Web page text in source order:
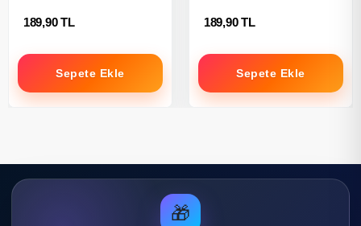
189,90 TL
Sepete Ekle
189,90 TL
Sepete Ekle
🎁